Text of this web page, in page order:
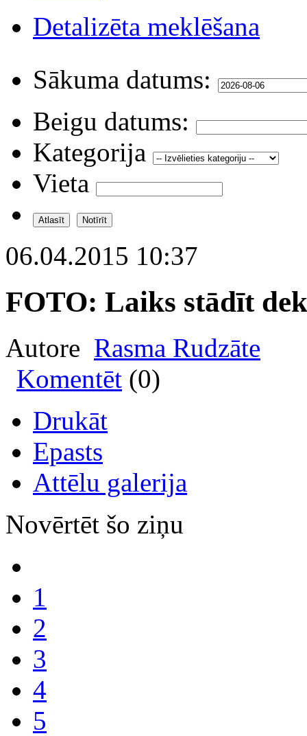
Detalizēta meklēšana
Sākuma datums:
Beigu datums:
Kategorija
Vieta
06.04.2015 10:37
FOTO: Laiks stādīt
Autore Rasma Rudzāte
Komentēt (0)
Drukāt
Epasts
Attēlu galerija
Novērtēt šo ziņu
1
2
3
4
5